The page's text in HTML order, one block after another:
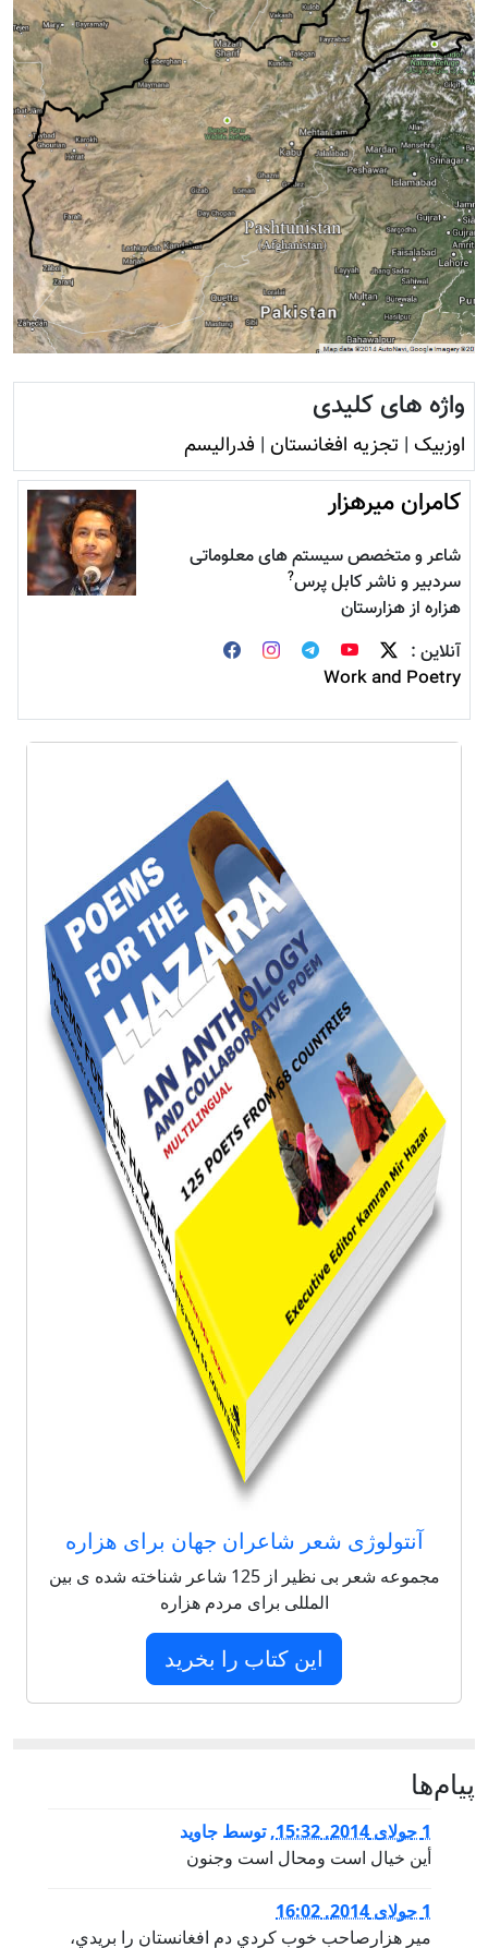
واژه های کلیدی
اوزبیک | تجزیه افغانستان | فدرالیسم
کامران میرهزار
شاعر و متخصص سیستم های معلوماتی
سردبیر و ناشر کابل پرس?
هزاره از هزارستان
آنلاین :
Work and Poetry
آنتولوژی شعر شاعران جهان برای هزاره
مجموعه شعر بی نظیر از 125 شاعر شناخته شده ی بین
المللی برای مردم هزاره
این کتاب را بخرید
پيام‌ها
1 جولای 2014, 15:32 ,توسط جاويد
أين خيال است ومحال است وجنون
1 جولای 2014, 16:02
مير هزارصاحب خوب كردي دم افغانستان را بريدي،